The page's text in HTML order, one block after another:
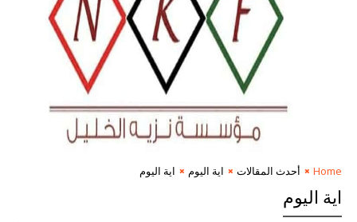
Home أحدث المقالات اية اليوم اية اليوم
اية اليوم